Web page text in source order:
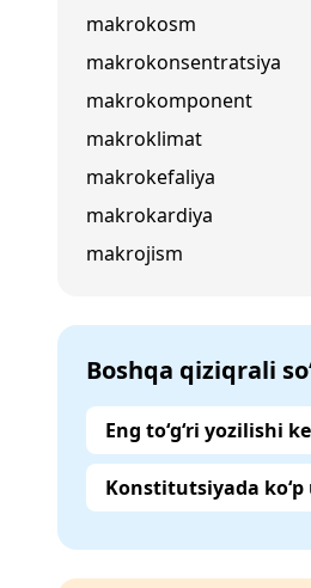
makrokosm
makrokonsentratsiya
makrokomponent
makroklimat
makrokefaliya
makrokardiya
makrojism
Boshqa qiziqrali
Eng to‘g‘ri yozilishi
Konstitutsiyada ko‘p